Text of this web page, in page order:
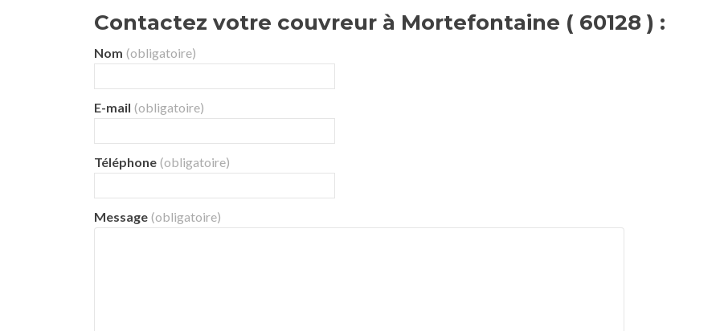
Contactez votre couvreur à Mortefontaine ( 60128 ) :
Nom (obligatoire)
E-mail (obligatoire)
Téléphone (obligatoire)
Message (obligatoire)